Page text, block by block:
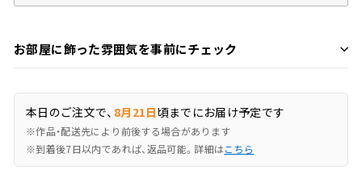
お部屋に飾った雰囲気を事前にチェック
本日のご注文で、 8月21日 頃までにお届け予定です
※作品・配送先により前後する場合があります
※到着後7日以内であれば、返品可能。詳細はこちら